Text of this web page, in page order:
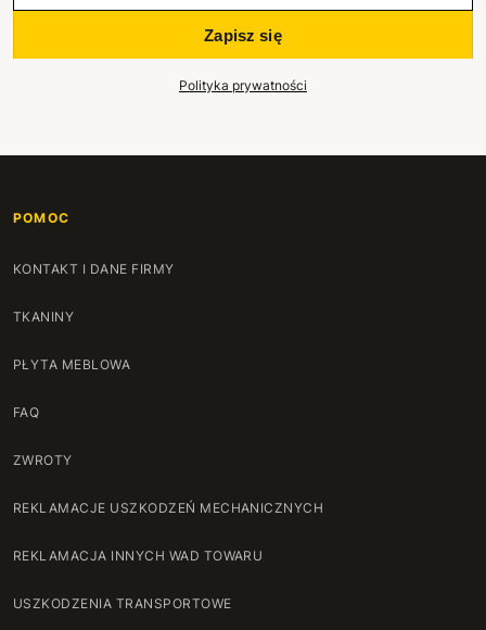
Zapisz się
Polityka prywatności
POMOC
KONTAKT I DANE FIRMY
TKANINY
PŁYTA MEBLOWA
FAQ
ZWROTY
REKLAMACJE USZKODZEŃ MECHANICZNYCH
REKLAMACJA INNYCH WAD TOWARU
USZKODZENIA TRANSPORTOWE